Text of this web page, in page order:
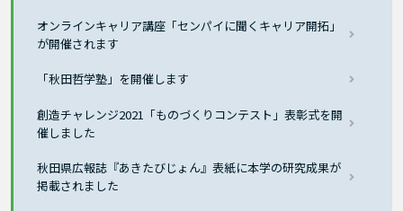
オンラインキャリア講座「センパイに聞くキャリア開拓」
が開催されます
「秋田哲学塾」を開催します
創造チャレンジ2021「ものづくりコンテスト」表彰式を開
催しました
秋田県広報誌『あきたびじょん』表紙に本学の研究成果が
掲載されました